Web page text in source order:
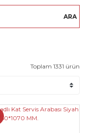
ARA
Toplam 1331 ürün